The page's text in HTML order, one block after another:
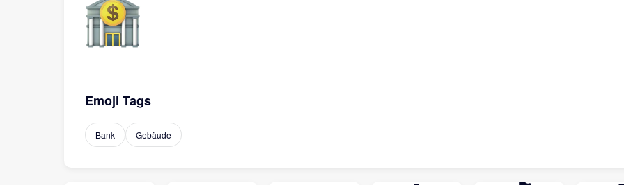
Emoji Tags
Bank Gebäude